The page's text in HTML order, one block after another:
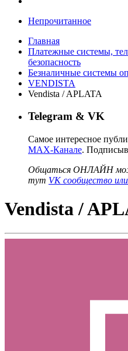
Непрочитанное
Главная
Платежные системы,
безопасность
Безналичные системы
VENDISTA
Vendista / APLATA
Telegram & VK
Самое интересное
MAX-Канале.
Общаться ОНЛАЙН
тут VK сообщество
Vendista /